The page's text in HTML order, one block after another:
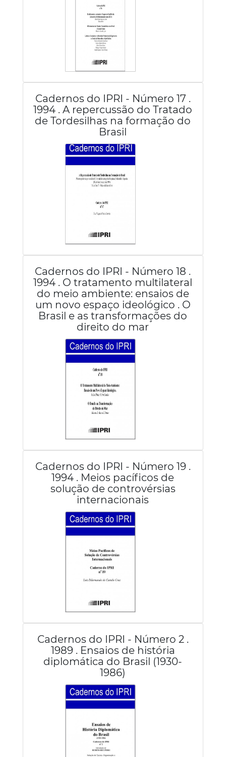
Cadernos do IPRI - Número 17 .
1994 . A repercussão do Tratado
de Tordesilhas na formação do
Brasil
Cadernos do IPRI - Número 18 .
1994 . O tratamento multilateral
do meio ambiente: ensaios de
um novo espaço ideológico . O
Brasil e as transformações do
direito do mar
Cadernos do IPRI - Número 19 .
1994 . Meios pacíficos de
solução de controvérsias
internacionais
Cadernos do IPRI - Número 2 .
1989 . Ensaios de história
diplomática do Brasil (1930-
1986)